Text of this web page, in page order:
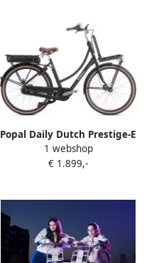
Popal Daily Dutch Prestige-E
Elektrische Fiets E-bike 28
Inch Damesfiets 53 cm 7
1 webshop
€ 1.899,-